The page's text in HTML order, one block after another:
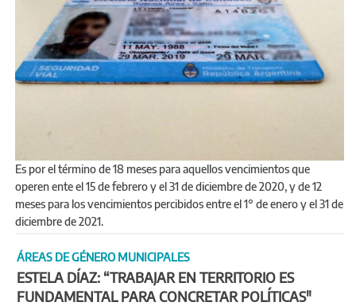
Es por el término de 18 meses para aquellos vencimientos que
operen ente el 15 de febrero y el 31 de diciembre de 2020, y de 12
meses para los vencimientos percibidos entre el 1° de enero y el 31 de
diciembre de 2021.
ÁREAS DE GÉNERO MUNICIPALES
ESTELA DÍAZ: “TRABAJAR EN TERRITORIO ES
FUNDAMENTAL PARA CONCRETAR POLÍTICAS"